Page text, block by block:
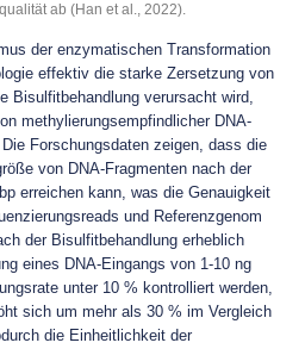
ab (Han et al., 2022).
der enzymatischen Transformation
effektiv die starke Zersetzung von
Bisulfitbehandlung verursacht wird,
methylierungsempfindlicher DNA-
Forschungsdaten zeigen, dass die
von DNA-Fragmenten nach der
erreichen kann, was die Genauigkeit
und Referenzgenom
der Bisulfitbehandlung erheblich
eines DNA-Eingangs von 1-10 ng
unter 10 % kontrolliert werden,
sich um mehr als 30 % im Vergleich
die Einheitlichkeit der